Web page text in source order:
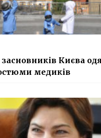
Києва
медиків